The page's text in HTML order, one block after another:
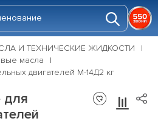
И ТЕХНИЧЕСКИЕ ЖИДКОСТИ
масла
двигателей М-14Д2 кг
для